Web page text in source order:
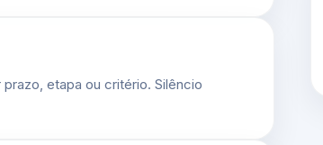
etapa ou critério. Silêncio